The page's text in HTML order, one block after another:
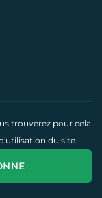
trouverez pour cela
du site.